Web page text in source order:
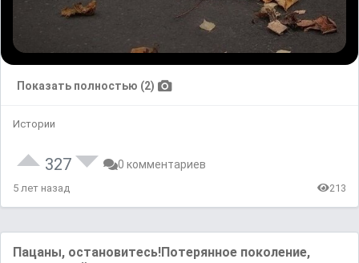
Показать полностью (2)
Истории
327 0 комментариев
5 лет назад 213
Пaцaны, ocтaнoвитecь!Потерянное поколение,